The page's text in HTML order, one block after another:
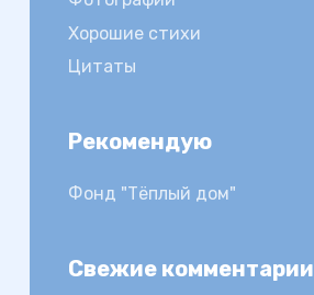
Хорошие стихи
Цитаты
Рекомендую
Фонд "Тёплый дом"
Свежие комментарии